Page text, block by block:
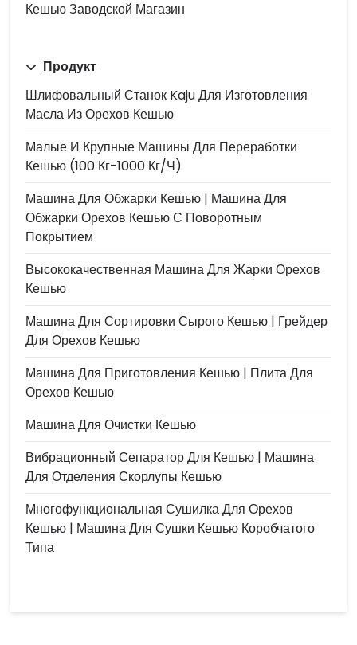
Кешью Заводской Магазин
Продукт
Шлифовальный Станок Kaju Для Изготовления
Масла Из Орехов Кешью
Малые И Крупные Машины Для Переработки
Кешью (100 Кг-1000 Кг/ч)
Машина Для Обжарки Кешью | Машина Для
Обжарки Орехов Кешью С Поворотным
Покрытием
Высококачественная Машина Для Жарки Орехов
Кешью
Машина Для Сортировки Сырого Кешью | Грейдер
Для Орехов Кешью
Машина Для Приготовления Кешью | Плита Для
Орехов Кешью
Машина Для Очистки Кешью
Вибрационный Сепаратор Для Кешью | Машина
Для Отделения Скорлупы Кешью
Многофункциональная Сушилка Для Орехов
Кешью | Машина Для Сушки Кешью Коробчатого
Типа